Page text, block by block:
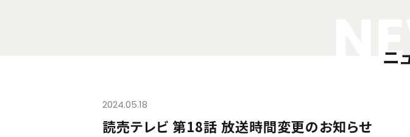
E
ニ
2024.05.18
読売テレビ 第18話 放送時間変更のお知らせ